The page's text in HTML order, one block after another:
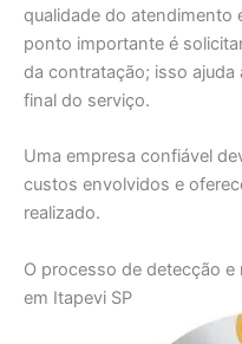
qualidade do atendimento
ponto importante é
da contratação; isso ajuda
final do serviço.
Uma empresa confiável
custos envolvidos e
realizado.
O processo de detecção
em Itapevi SP